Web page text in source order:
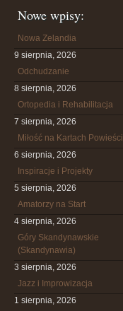
Nowe wpisy:
Nowa Zelandia
9 sierpnia, 2026
Odchudzanie
8 sierpnia, 2026
Ortopedia i Rehabilitacja
7 sierpnia, 2026
Miłość na Kartach Powieści
6 sierpnia, 2026
Inspiracje i Projekty
5 sierpnia, 2026
Amatorzy na Start
4 sierpnia, 2026
Góry Skandynawskie
(Skandynawia)
3 sierpnia, 2026
Jazz i Improwizacja
1 sierpnia, 2026